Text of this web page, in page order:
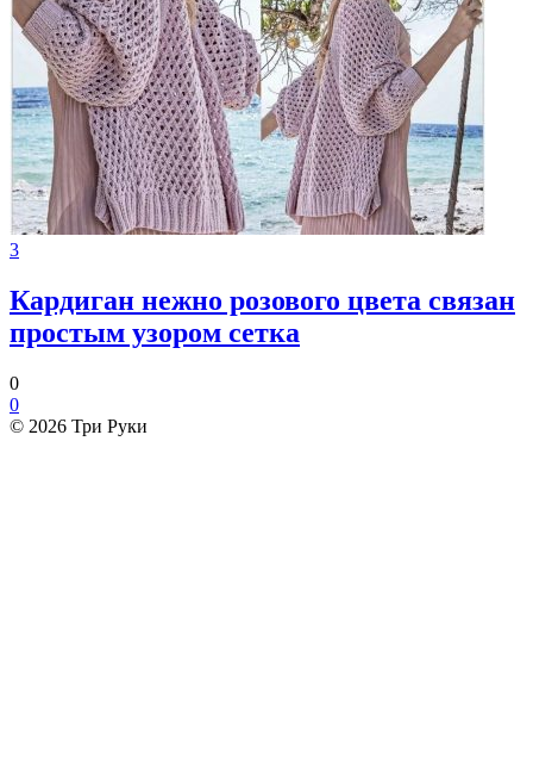
3
Кардиган нежно розового цвета связан
простым узором сетка
0
0
© 2026 Три Руки